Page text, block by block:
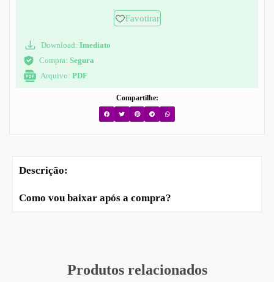
Favotirar
Download: Imediato
Compra: Segura
Arquivo: PDF
Compartilhe:
Descrição:
Como vou baixar após a compra?
Produtos relacionados